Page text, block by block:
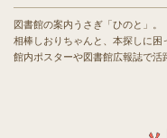
図書館の案内うさぎ「ひのと」。
相棒しおりちゃんと、本探しに困
館内ポスターや図書館広報誌で活